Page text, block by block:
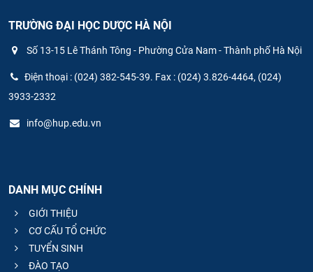
TRƯỜNG ĐẠI HỌC DƯỢC HÀ NỘI
Số 13-15 Lê Thánh Tông - Phường Cửa Nam - Thành phố Hà Nội
Điện thoại : (024) 382-545-39. Fax : (024) 3.826-4464, (024)
3933-2332
info@hup.edu.vn
DANH MỤC CHÍNH
GIỚI THIỆU
CƠ CẤU TỔ CHỨC
TUYỂN SINH
ĐÀO TẠO